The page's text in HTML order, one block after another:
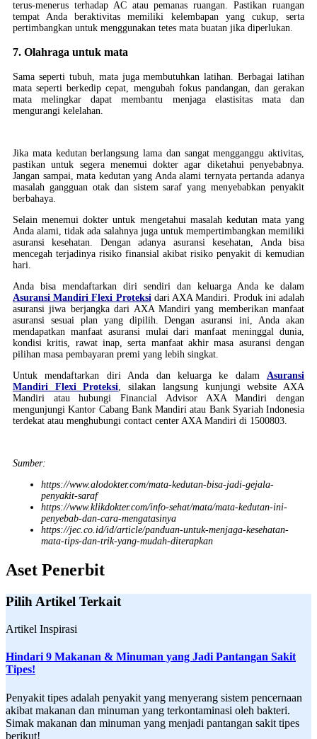
terus-menerus terhadap AC atau pemanas ruangan. Pastikan ruangan
tempat Anda beraktivitas memiliki kelembapan yang cukup, serta
pertimbangkan untuk menggunakan tetes mata buatan jika diperlukan.
7. Olahraga untuk mata
Sama seperti tubuh, mata juga membutuhkan latihan. Berbagai latihan
mata seperti berkedip cepat, mengubah fokus pandangan, dan gerakan
mata melingkar dapat membantu menjaga elastisitas mata dan
mengurangi kelelahan.
Jika mata kedutan berlangsung lama dan sangat mengganggu aktivitas,
pastikan untuk segera menemui dokter agar diketahui penyebabnya.
Jangan sampai, mata kedutan yang Anda alami ternyata pertanda adanya
masalah gangguan otak dan sistem saraf yang menyebabkan penyakit
berbahaya.
Selain menemui dokter untuk mengetahui masalah kedutan mata yang
Anda alami, tidak ada salahnya juga untuk mempertimbangkan memiliki
asuransi kesehatan. Dengan adanya asuransi kesehatan, Anda bisa
mencegah terjadinya risiko finansial akibat risiko penyakit di kemudian
hari.
Anda bisa mendaftarkan diri sendiri dan keluarga Anda ke dalam
Asuransi Mandiri Flexi Proteksi dari AXA Mandiri. Produk ini adalah
asuransi jiwa berjangka dari AXA Mandiri yang memberikan manfaat
asuransi sesuai plan yang dipilih. Dengan asuransi ini, Anda akan
mendapatkan manfaat asuransi mulai dari manfaat meninggal dunia,
kondisi kritis, rawat inap, serta manfaat akhir masa asuransi dengan
pilihan masa pembayaran premi yang lebih singkat.
Untuk mendaftarkan diri Anda dan keluarga ke dalam Asuransi
Mandiri Flexi Proteksi , silakan langsung kunjungi website AXA
Mandiri atau hubungi Financial Advisor AXA Mandiri dengan
mengunjungi Kantor Cabang Bank Mandiri atau Bank Syariah Indonesia
terdekat atau menghubungi contact center AXA Mandiri di 1500803.
Sumber:
https://www.alodokter.com/mata-kedutan-bisa-jadi-gejala-
penyakit-saraf
https://www.klikdokter.com/info-sehat/mata/mata-kedutan-ini-
penyebab-dan-cara-mengatasinya
https://jec.co.id/id/article/panduan-untuk-menjaga-kesehatan-
mata-tips-dan-trik-yang-mudah-diterapkan
Aset Penerbit
Pilih Artikel Terkait
Artikel Inspirasi
Hindari 9 Makanan & Minuman yang Jadi Pantangan Sakit
Tipes!
Penyakit tipes adalah penyakit yang menyerang sistem pencernaan
akibat makanan dan minuman yang terkontaminasi oleh bakteri.
Simak makanan dan minuman yang menjadi pantangan sakit tipes
berikut!